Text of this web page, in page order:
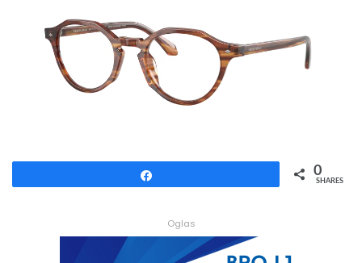
0
SHARES
Oglas